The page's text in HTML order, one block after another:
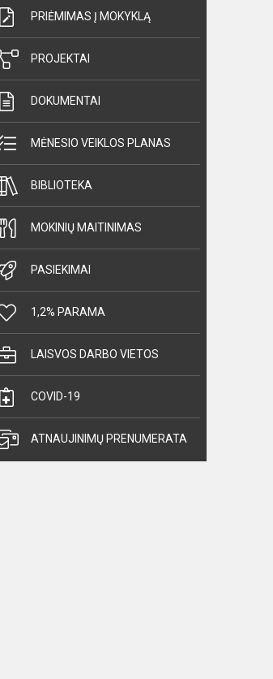
PRIĖMIMAS Į MOKYKLĄ
PROJEKTAI
DOKUMENTAI
MĖNESIO VEIKLOS PLANAS
BIBLIOTEKA
MOKINIŲ MAITINIMAS
PASIEKIMAI
1,2% PARAMA
LAISVOS DARBO VIETOS
COVID-19
ATNAUJINIMŲ PRENUMERATA